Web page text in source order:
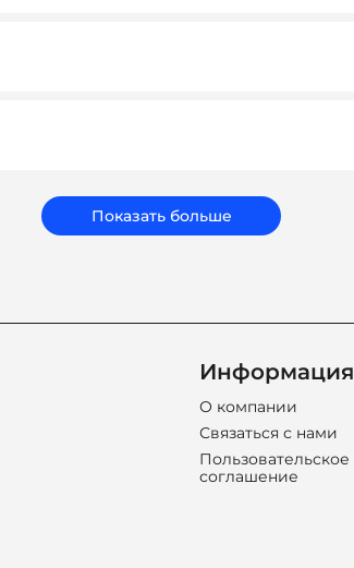
Показать больше
Информация
О компании
Связаться с нами
Пользовательское
соглашение